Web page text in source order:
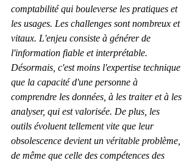
comptabilité qui bouleverse les pratiques et
les usages. Les challenges sont nombreux et
vitaux. L'enjeu consiste à générer de
l'information fiable et interprétable.
Désormais, c'est moins l'expertise technique
que la capacité d'une personne à
comprendre les données, à les traiter et à les
analyser, qui est valorisée. De plus, les
outils évoluent tellement vite que leur
obsolescence devient un véritable problème,
de même que celle des compétences des